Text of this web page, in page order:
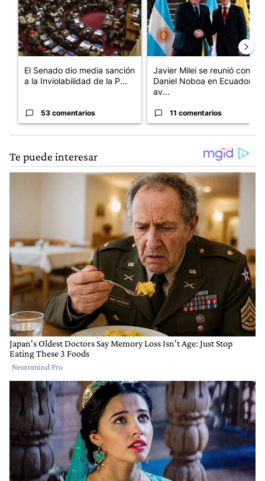
El Senado dio media sanción
a la Inviolabilidad de la P...
53 comentarios
Javier Milei se reunió con
Daniel Noboa en Ecuador y
av...
11 comentarios